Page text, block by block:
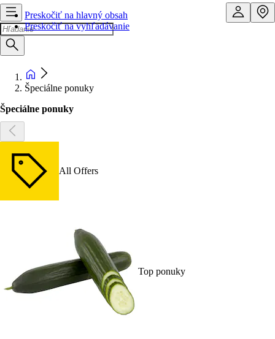
Preskočiť na hlavný obsah
Preskočiť na vyhľadávanie
Špeciálne ponuky
Špeciálne ponuky
All Offers
Top ponuky